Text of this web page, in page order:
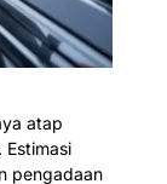
atap
pengadaan